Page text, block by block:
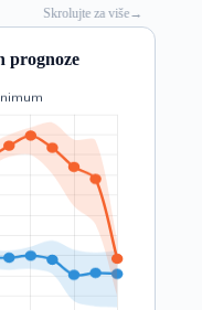
Skrolujte za više→
prognoze